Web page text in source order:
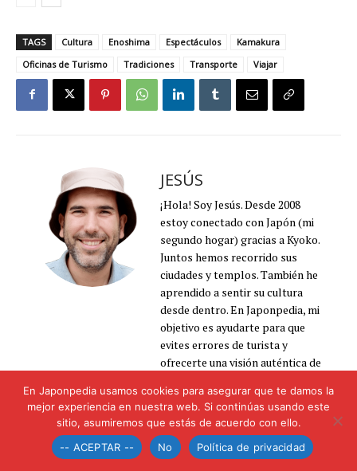
TAGS Cultura Enoshima Espectáculos
Kamakura
Oficinas de Turismo
Tradiciones Transporte Viajar
JESÚS
¡Hola! Soy Jesús. Desde 2008
estoy conectado con Japón (mi
segundo hogar) gracias a Kyoko.
Juntos hemos recorrido sus
ciudades y templos. También he
aprendido a sentir su cultura
desde dentro. En Japonpedia, mi
objetivo es ayudarte para que
evites errores de turista y
ofrecerte una visión auténtica de
Conoce la historia de Japonpedia
aquí
En Japonpedia usamos cookies para asegurar que te damos la
mejor experiencia en nuestra web. Si continúas usando este
sitio, asumiremos que estás de acuerdo con ello.
-- ACEPTAR --
No Política de privacidad